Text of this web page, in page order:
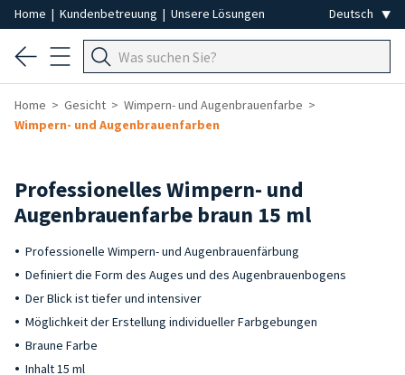
Home | Kundenbetreuung | Unsere Lösungen
Home Gesicht
Wimpern- und Augenbrauenfarbe
Wimpern- und Augenbrauenfarben
Professionelles Wimpern- und
Augenbrauenfarbe braun 15 ml
Professionelle Wimpern- und Augenbrauenfärbung
Definiert die Form des Auges und des Augenbrauenbogens
Der Blick ist tiefer und intensiver
Möglichkeit der Erstellung individueller Farbgebungen
Braune Farbe
Inhalt 15 ml